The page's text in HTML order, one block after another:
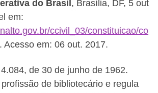
do Brasil , Brasília, DF, 5 out
em:
ccivil_03/constituicao/co
Acesso em: 06 out. 2017.
de 30 de junho de 1962.
de bibliotecário e regula